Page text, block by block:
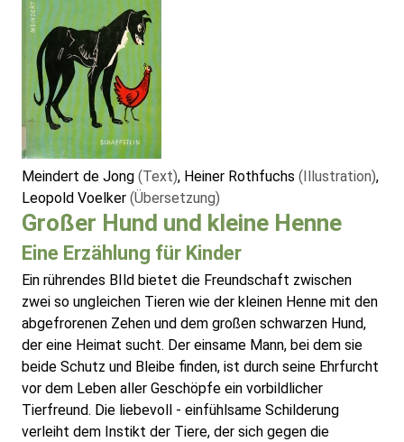
Meindert de Jong (Text), Heiner Rothfuchs (Illustration),
Leopold Voelker (Übersetzung)
Großer Hund und kleine Henne
Eine Erzählung für Kinder
Ein rührendes BIld bietet die Freundschaft zwischen
zwei so ungleichen Tieren wie der kleinen Henne mit den
abgefrorenen Zehen und dem großen schwarzen Hund,
der eine Heimat sucht. Der einsame Mann, bei dem sie
beide Schutz und Bleibe finden, ist durch seine Ehrfurcht
vor dem Leben aller Geschöpfe ein vorbildlicher
Tierfreund. Die liebevoll - einfühlsame Schilderung
verleiht dem Instikt der Tiere, der sich gegen die